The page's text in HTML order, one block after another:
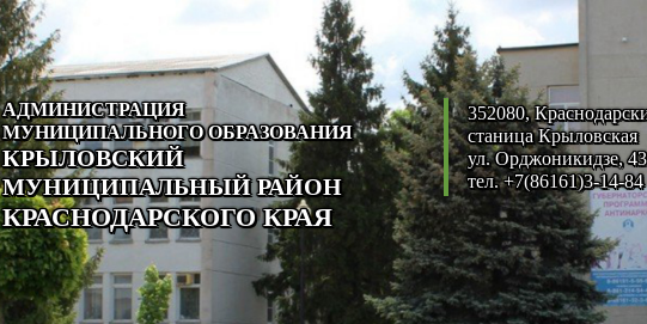
АДМИНИСТРАЦИЯ
МУНИЦИПАЛЬНОГО ОБРАЗОВАНИЯ
КРЫЛОВСКИЙ
МУНИЦИПАЛЬНЫЙ РАЙОН
КРАСНОДАРСКОГО КРАЯ
352080,
станица Крыловская
ул. Орджоникидзе, 43
тел. +7(86161)3-14-84